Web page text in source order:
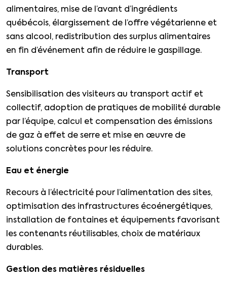
alimentaires, mise de l’avant d’ingrédients
québécois, élargissement de l’offre végétarienne et
sans alcool, redistribution des surplus alimentaires
en fin d’événement afin de réduire le gaspillage.
Transport
Sensibilisation des visiteurs au transport actif et
collectif, adoption de pratiques de mobilité durable
par l’équipe, calcul et compensation des émissions
de gaz à effet de serre et mise en œuvre de
solutions concrètes pour les réduire.
Eau et énergie
Recours à l’électricité pour l’alimentation des sites,
optimisation des infrastructures écoénergétiques,
installation de fontaines et équipements favorisant
les contenants réutilisables, choix de matériaux
durables.
Gestion des matières résiduelles